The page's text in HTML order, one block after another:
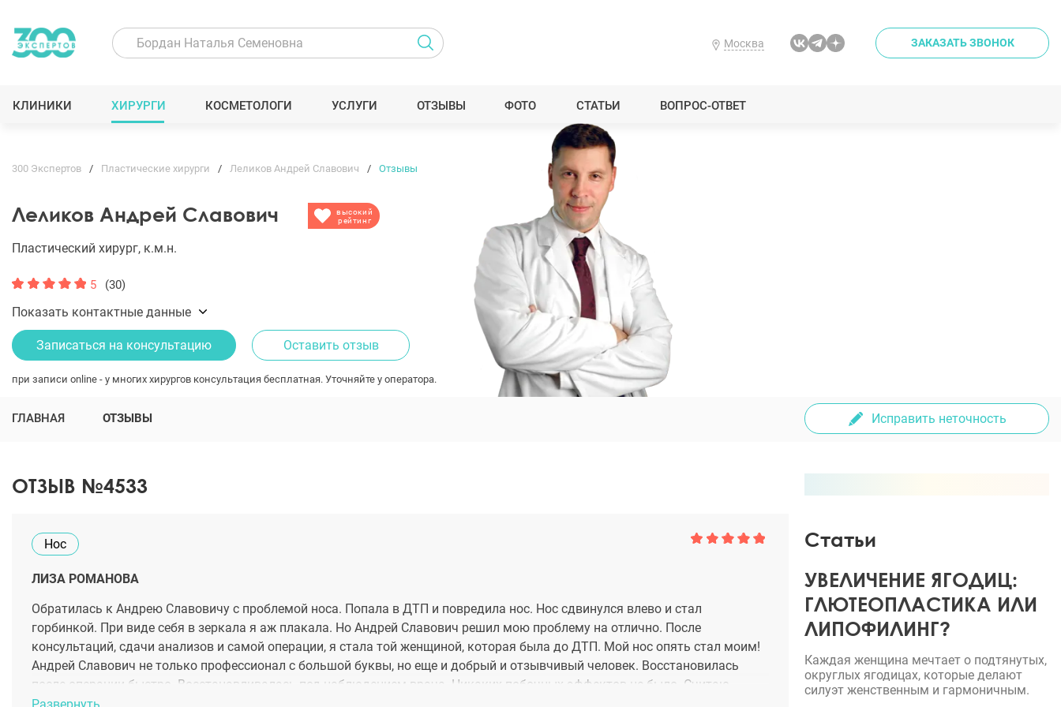
Москва ЗАКАЗАТЬ ЗВОНОК
КЛИНИКИ ХИРУРГИ КОСМЕТОЛОГИ УСЛУГИ ОТЗЫВЫ ФОТО СТАТЬИ ВОПРОС-ОТВЕТ
300 Экспертов Пластические хирурги Леликов Андрей Славович Отзывы
Леликов Андрей Славович
высокий
рейтинг
Пластический хирург, к.м.н.
5 (30)
Показать контактные данные
Записаться на консультацию Оставить отзыв
при записи online - у многих хирургов консультация бесплатная. Уточняйте у оператора.
ГЛАВНАЯ ОТЗЫВЫ Исправить неточность
ОТЗЫВ №4533
Нос
ЛИЗА РОМАНОВА
Обратилась к Андрею Славовичу с проблемой носа. Попала в ДТП и повредила нос. Нос сдвинулся влево и стал
горбинкой. При виде себя в зеркала я аж плакала. Но Андрей Славович решил мою проблему на отлично. После
консультаций, сдачи анализов и самой операции, я стала той женщиной, которая была до ДТП. Мой нос опять стал моим!
Андрей Славович не только профессионал с большой буквы, но еще и добрый и отзывчивый человек. Восстановилась
после операции быстро. Восстанавливалась под наблюдением врача. Никаких побочных эффектов не было. Считаю
Леликова Андрея Славовича отличным пластическим хирургом и теперь сама могу его рекомендовать как отличного
Статьи
УВЕЛИЧЕНИЕ ЯГОДИЦ:
ГЛЮТЕОПЛАСТИКА ИЛИ
ЛИПОФИЛИНГ?
Каждая женщина мечтает о подтянутых,
округлых ягодицах, которые делают
силуэт женственным и гармоничным.